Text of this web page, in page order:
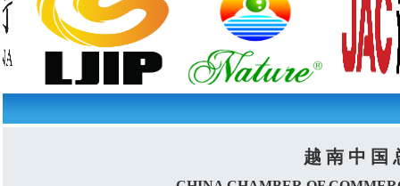
越 南 中 国